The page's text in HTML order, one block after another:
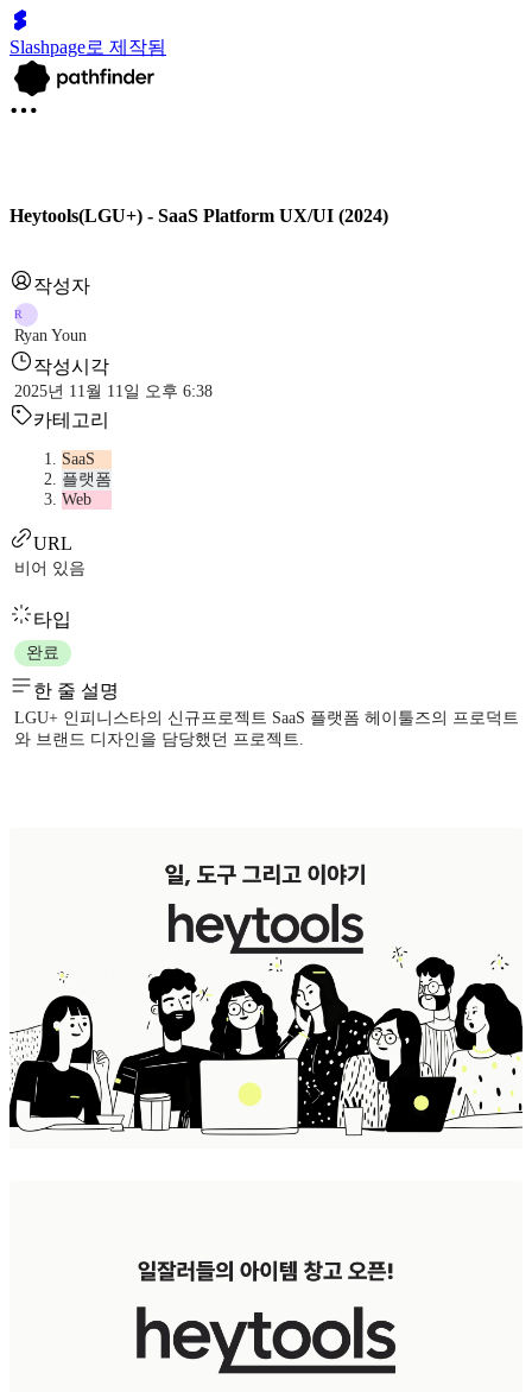
Slashpage로 제작됨
Heytools(LGU+) - SaaS Platform UX/UI (2024)
작성자
R
Ryan Youn
작성시각
2025년 11월 11일 오후 6:38
카테고리
SaaS
플랫폼
Web
URL
비어 있음
타입
완료
한 줄 설명
LGU+ 인피니스타의 신규프로젝트 SaaS 플랫폼 헤이툴즈의 프로덕트
와 브랜드 디자인을 담당했던 프로젝트.